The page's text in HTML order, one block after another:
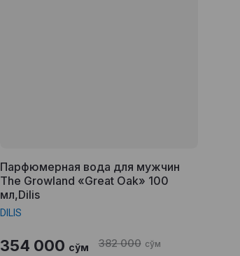
Парфюмерная вода для мужчин
The Growland «Great Oak» 100
мл,Dilis
DILIS
382 000 сўм
354 000 сўм